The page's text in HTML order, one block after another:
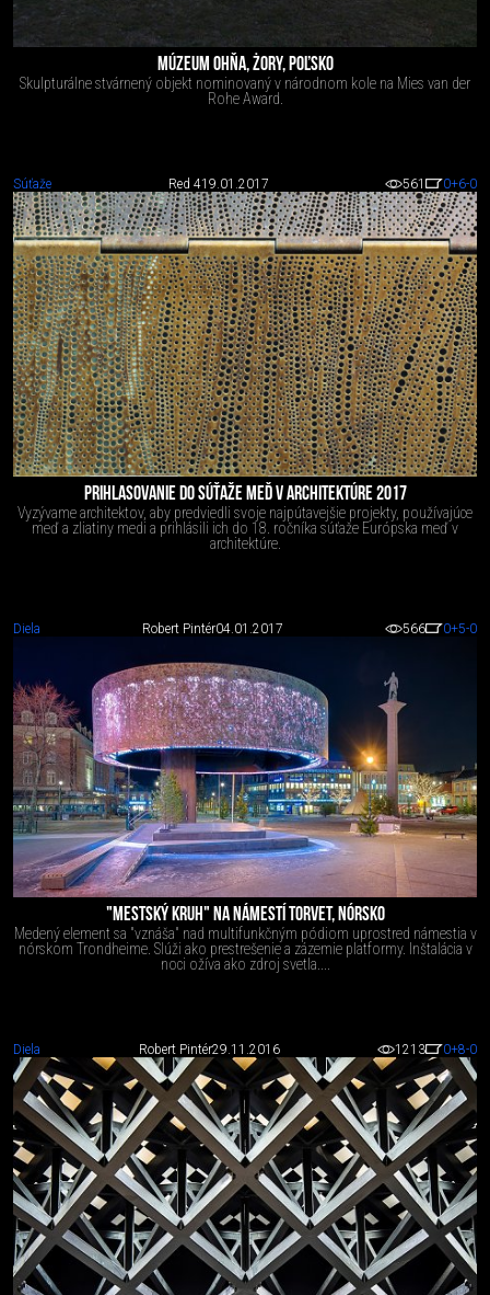
MÚZEUM OHŇA, ŻORY, POĽSKO
Skulpturálne stvárnený objekt nominovaný v národnom kole na Mies van der
Rohe Award.
Súťaže Red 419.01.2017 561 0+6-0
PRIHLASOVANIE DO SÚŤAŽE MEĎ V ARCHITEKTÚRE 2017
Vyzývame architektov, aby predviedli svoje najpútavejšie projekty, používajúce
meď a zliatiny medi a prihlásili ich do 18. ročníka súťaže Európska meď v
architektúre.
Diela Robert Pintér04.01.2017 566 0+5-0
"MESTSKÝ KRUH" NA NÁMESTÍ TORVET, NÓRSKO
Medený element sa "vznáša" nad multifunkčným pódiom uprostred námestia v
nórskom Trondheime. Slúži ako prestrešenie a zázemie platformy. Inštalácia v
noci ožíva ako zdroj svetla....
Diela Robert Pintér29.11.2016 1213 0+8-0